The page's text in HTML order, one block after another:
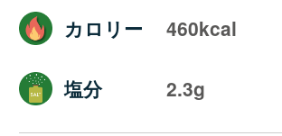
カロリー 460kcal
塩分 2.3g